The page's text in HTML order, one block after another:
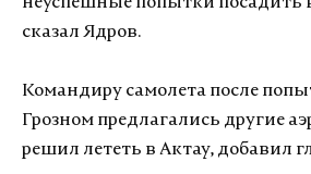
сказал Ядров.
Командиру самолета после
Грозном предлагались другие
решил лететь в Актау, добавил